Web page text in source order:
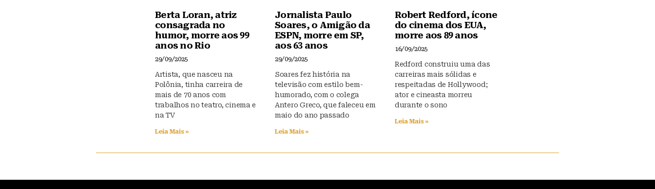
Berta Loran, atriz
consagrada no
humor, morre aos 99
anos no Rio
29/09/2025
Artista, que nasceu na
Polônia, tinha carreira de
mais de 70 anos com
trabalhos no teatro, cinema e
na TV
Leia Mais »
Jornalista Paulo
Soares, o Amigão da
ESPN, morre em SP,
aos 63 anos
29/09/2025
Soares fez história na
televisão com estilo bem-
humorado, com o colega
Antero Greco, que faleceu em
maio do ano passado
Leia Mais »
Robert Redford, ícone
do cinema dos EUA,
morre aos 89 anos
16/09/2025
Redford construiu uma das
carreiras mais sólidas e
respeitadas de Hollywood;
ator e cineasta morreu
durante o sono
Leia Mais »